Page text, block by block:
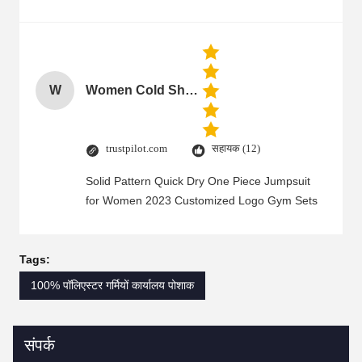
W Women Cold Shoulder V Neck Rayon Blouse
trustpilot.com सहायक (12)
Solid Pattern Quick Dry One Piece Jumpsuit
for Women 2023 Customized Logo Gym Sets
Tags:
100% पॉलिएस्टर गर्मियों कार्यालय पोशाक
संपर्क